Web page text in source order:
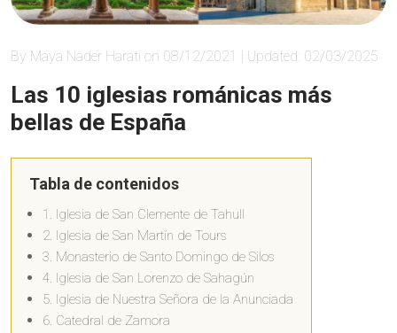
By Maya Nader Harati on 08/12/2021 | Updated: 02/03/2025
Las 10 iglesias románicas más
bellas de España
Tabla de contenidos
1. Iglesia de San Clemente de Tahull
2. Iglesia de San Martín de Tours
3. Monasterio de Santo Domingo de Silos
4. Iglesia de San Lorenzo de Sahagún
5. Iglesia de Nuestra Señora de la Anunciada
6. Catedral de Zamora